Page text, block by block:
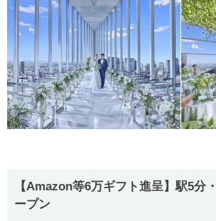
【Amazon等6万ギフト進呈】駅5分
ープン